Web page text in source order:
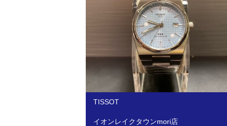
TISSOT
イオンレイクタウンmori店